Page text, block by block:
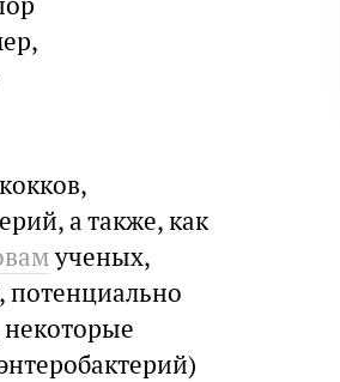
а также, как
ученых,
потенциально